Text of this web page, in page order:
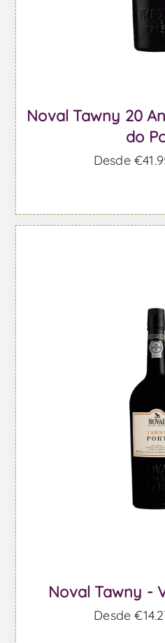
Noval Tawny 20
do
Desde
Noval Tawny -
Desde